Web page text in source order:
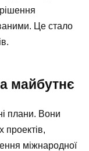
Це стало
майбутнє
плани. Вони
міжнародної